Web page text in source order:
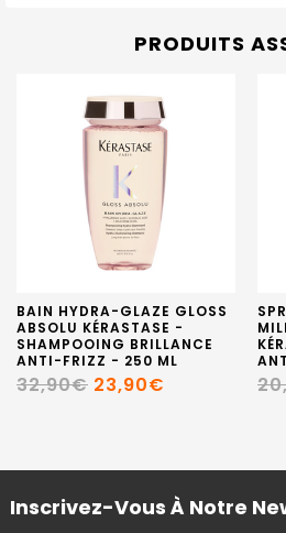
PRODUITS
BAIN HYDRA-GLAZE GLOSS
ABSOLU KÉRASTASE -
SHAMPOOING BRILLANCE
ANTI-FRIZZ - 250 ML
32,90€ 23,90€
Inscrivez-Vous À Notre